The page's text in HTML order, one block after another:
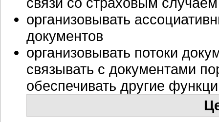
организовывать
документов
организовывать потоки
связывать с документами
обеспечивать другие